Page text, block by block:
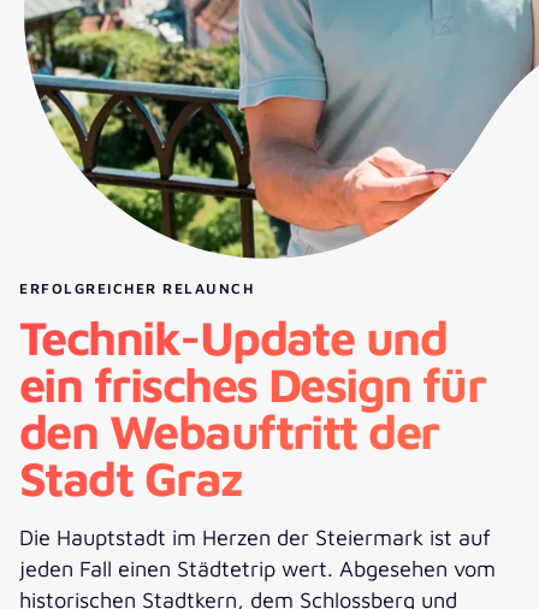
ERFOLGREICHER RELAUNCH
Technik-Update und
ein frisches Design für
den Webauftritt der
Stadt Graz
Die Hauptstadt im Herzen der Steiermark ist auf
jeden Fall einen Städtetrip wert. Abgesehen vom
historischen Stadtkern, dem Schlossberg und